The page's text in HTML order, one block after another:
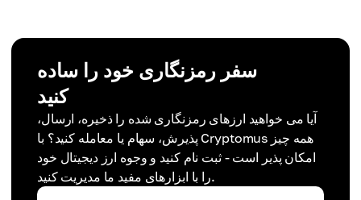
سفر رمزنگاری خود را ساده
کنید
آیا می خواهید ارزهای رمزنگاری شده را ذخیره، ارسال،
پذیرش، سهام یا معامله کنید؟ با Cryptomus همه چیز
امکان پذیر است - ثبت نام کنید و وجوه ارز دیجیتال خود
را با ابزارهای مفید ما مدیریت کنید.